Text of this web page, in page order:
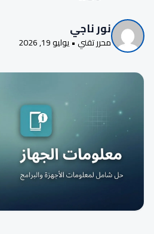
نور ناجي
محرر تقني • يوليو 19, 2026